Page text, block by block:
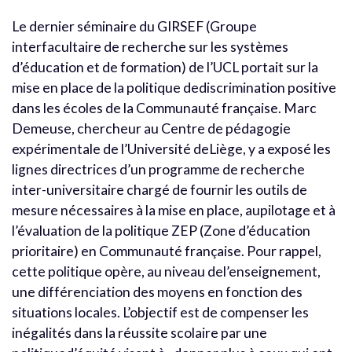
Le dernier séminaire du GIRSEF (Groupe
interfacultaire de recherche sur les systèmes
d’éducation et de formation) de l’UCL portait sur la
mise en place de la politique dediscrimination positive
dans les écoles de la Communauté française. Marc
Demeuse, chercheur au Centre de pédagogie
expérimentale de l’Université deLiège, y a exposé les
lignes directrices d’un programme de recherche
inter-universitaire chargé de fournir les outils de
mesure nécessaires à la mise en place, aupilotage et à
l’évaluation de la politique ZEP (Zone d’éducation
prioritaire) en Communauté française. Pour rappel,
cette politique opère, au niveau del’enseignement,
une différenciation des moyens en fonction des
situations locales. L’objectif est de compenser les
inégalités dans la réussite scolaire par une